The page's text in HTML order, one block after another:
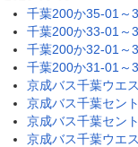
千葉200か35-01～
千葉200か33-01～
千葉200か32-01～
千葉200か31-01～
京成バス千葉ウエ
京成バス千葉セン
京成バス千葉セン
京成バス千葉ウエ